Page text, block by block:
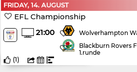
FRIDAY, 14. AUGUST
EFL Championship
21:00
Wolverhampton
Blackburn Rovers
1.runde
(1)